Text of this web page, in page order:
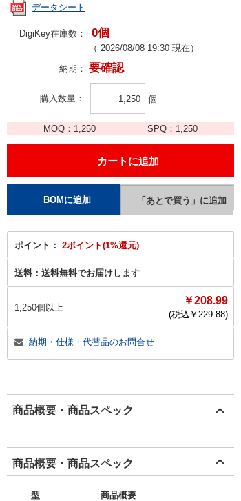
データシート
DigiKey在庫数： 0個
（ 2026/08/08 19:30 現在）
納期： 要確認
購入数量 個
MOQ： 1,250 SPQ： 1,250
ポイント： 2ポイント(1%還元)
送料： 送料無料でお届けします
1,250個以上
￥208.99
(税込￥ 229.88)
納期・仕様・代替品のお問合せ
商品概要・商品スペック
商品概要・商品スペック
型 商品概要